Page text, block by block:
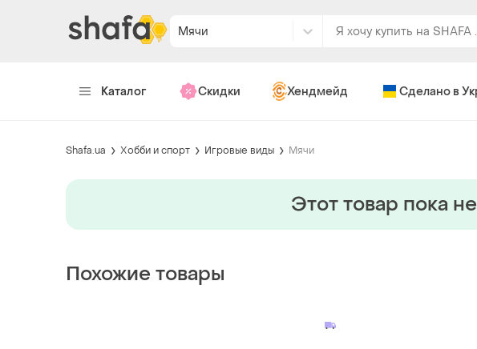
Мячи
Каталог Скидки Хендмейд Сделано в
Shafa.ua Хобби и спорт Игровые виды Мячи
Этот товар пока
Похожие товары